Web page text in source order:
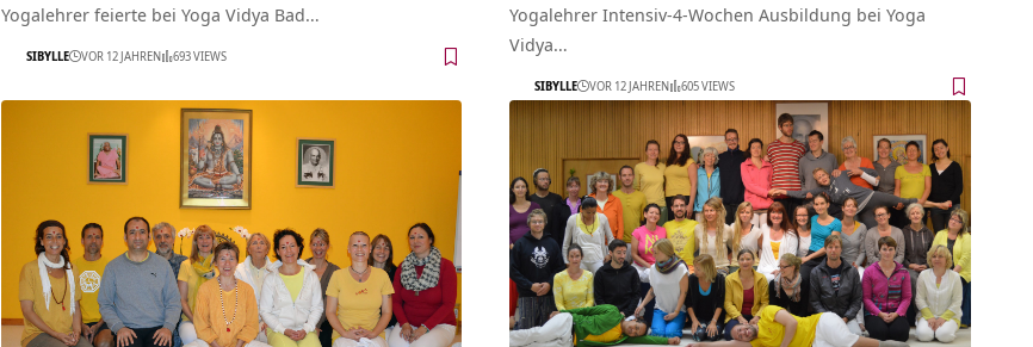
Yogalehrer feierte bei Yoga Vidya Bad…
SIBYLLE VOR 12 JAHREN 693 VIEWS
Yogalehrer Intensiv-4-Wochen Ausbildung bei Yoga
Vidya…
SIBYLLE VOR 12 JAHREN 605 VIEWS